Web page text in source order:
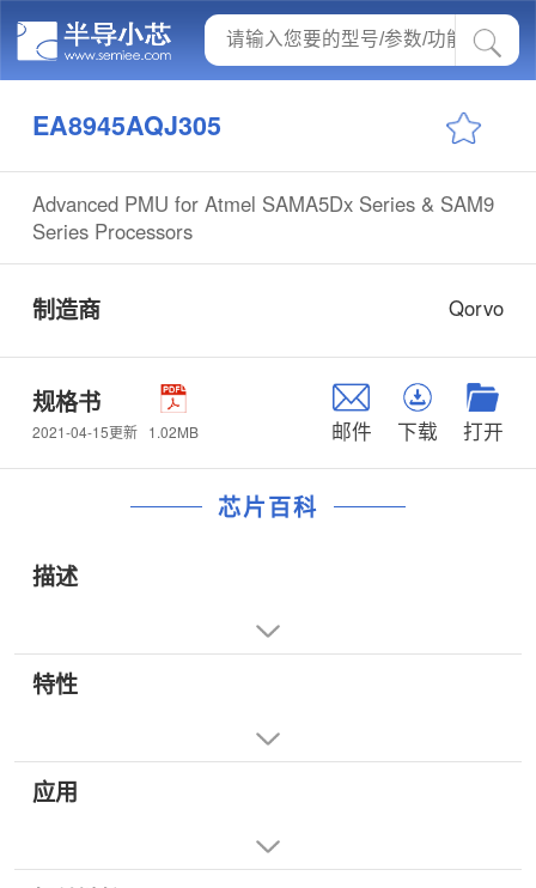
EA8945AQJ305
Advanced PMU for Atmel SAMA5Dx Series & SAM9
Series Processors
制造商 Qorvo
规格书
2021-04-15更新 1.02MB 邮件 下载 打开
芯片百科
描述
特性
应用